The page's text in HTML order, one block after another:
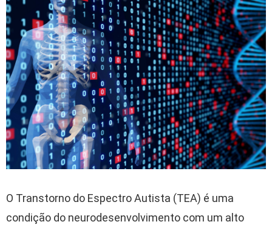
O Transtorno do Espectro Autista (TEA) é uma
condição do neurodesenvolvimento com um alto